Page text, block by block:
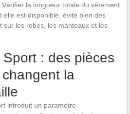
la longueur totale du vêtement
elle est disponible, évite bien des
sur les robes, les manteaux et les
: des pièces
la
introduit un paramètre